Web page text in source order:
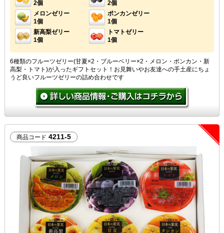
2個
2個
メロンゼリー
1個
ポンカンゼリー
1個
新高梨ゼリー
1個
トマトゼリー
1個
6種類のフルーツゼリー(甘夏×2・ブルーベリー×2・メロン・ポンカン・新
高梨・トマト)が入ったギフトセット！お見舞いやお友達への手土産にちょ
うど良いフルーツゼリーの詰め合わせです
商品コード 4211-5